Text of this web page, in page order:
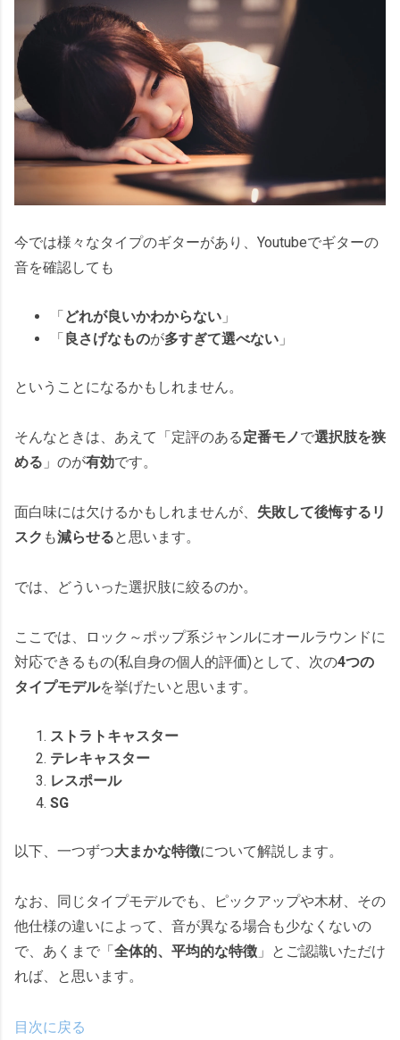
今では様々なタイプのギターがあり、Youtubeでギターの
音を確認しても
「どれが良いかわからない 」
「良さげなものが多すぎて選べない 」
ということになるかもしれません。
そんなときは、あえて「定評のある定番モノで選択肢を狭
める 」のが有効です。
面白味には欠けるかもしれませんが、 失敗して後悔するリ
スク も減らせると思います。
では、どういった選択肢に絞るのか。
ここでは、ロック～ポップ系ジャンルにオールラウンドに
対応できるもの(私自身の個人的評価)として、次の4つの
タイプモデルを挙げたいと思います。
ストラトキャスター
テレキャスター
レスポール
SG
以下、一つずつ大まかな特徴について解説します。
なお、同じタイプモデルでも、ピックアップや木材、その
他仕様の違いによって、音が異なる場合も少なくないの
で、あくまで「全体的、平均的な特徴 」とご認識いただけ
れば、と思います。
目次に戻る